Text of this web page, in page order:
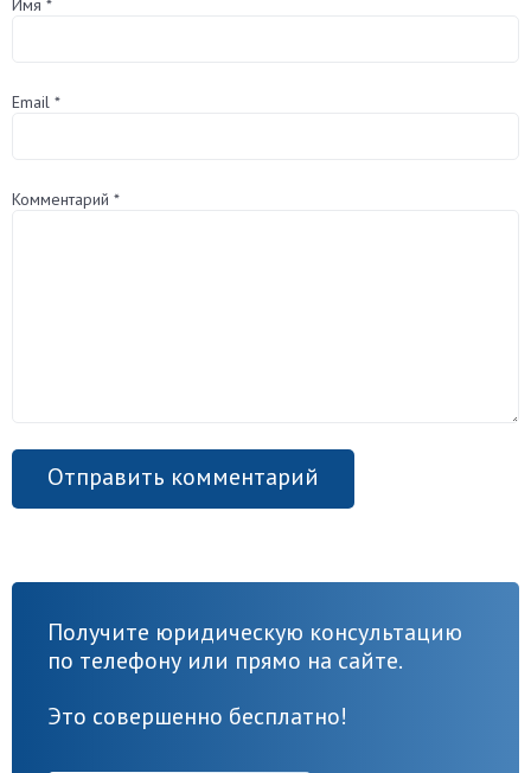
Имя *
Email *
Комментарий *
Получите юридическую консультацию
по телефону или прямо на сайте.
Это совершенно бесплатно!